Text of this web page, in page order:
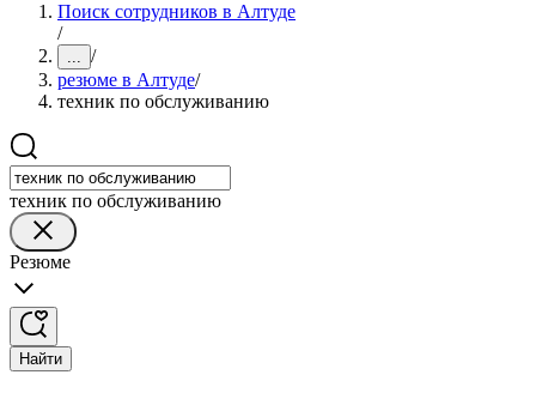
Поиск сотрудников в Алтуде
/
... /
резюме в Алтуде/
техник по обслуживанию
техник по обслуживанию
Резюме
Найти